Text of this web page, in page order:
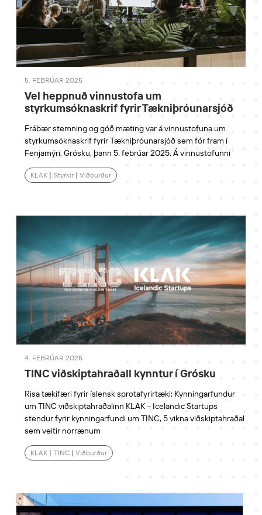
5. FEBRÚAR 2025
Vel heppnuð vinnustofa um
styrkumsóknaskrif fyrir Tækniþróunarsjóð
Frábær stemning og góð mæting var á vinnustofuna um
styrkumsóknaskrif fyrir Tækniþróunarsjóð sem fór fram í
Fenjamýri, Grósku, þann 5. febrúar 2025. Á vinnustofunni
KLAK | Styrkir|Viðburður
4. FEBRÚAR 2025
TINC viðskiptahraðall kynntur í Grósku
Risa tækifæri fyrir íslensk sprotafyrirtæki: Kynningarfundur
um TINC viðskiptahraðalinn KLAK – Icelandic Startups
stendur fyrir kynningarfundi um TINC, 5 vikna viðskiptahraðal
sem veitir norrænum
KLAK | TINC|Viðburður